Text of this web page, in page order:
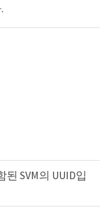
된 SVM의 UUID입